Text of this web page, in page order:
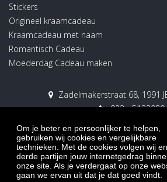
Om je beter en persoonlijker te helpen,
gebruiken wij cookies en vergelijkbare
technieken. Met de cookies volgen wij en
derde partijen jouw internetgedrag
onze site. Als je verdergaat op onze
gaan we ervan uit dat je dat goed vindt.
Stickers
Origineel kraamcadeau
Kraamcadeau met naam
Romantisch Cadeau
Moederdag Cadeau maken
Zadelmakerstraat 68, 1991
023 - 5133080
Algemene voorwaarden|